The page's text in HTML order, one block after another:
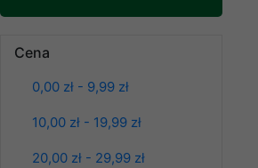
Cena
0,00 zł - 9,99 zł
10,00 zł - 19,99 zł
20,00 zł - 29,99 zł
L-3XL. 1 kolor.
39.00 zł